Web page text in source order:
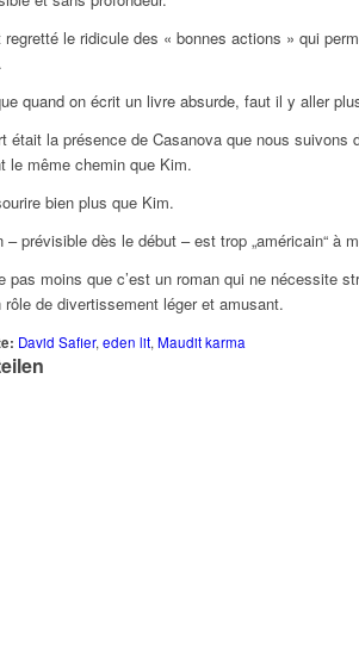
regretté le ridicule des « bonnes actions » qui
quand on écrit un livre absurde, faut il y aller
était la présence de Casanova que nous
le même chemin que Kim.
bien plus que Kim.
– prévisible dès le début – est trop „américain“ à
pas moins que c’est un roman qui ne nécessite
rôle de divertissement léger et amusant.
David Safier,eden lit,Maudit karma